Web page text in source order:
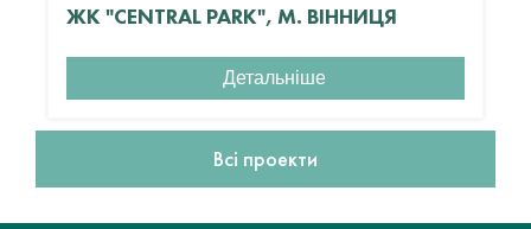
ЖК "CENTRAL PARK", М. ВІННИЦЯ
Детальніше
Всі проекти